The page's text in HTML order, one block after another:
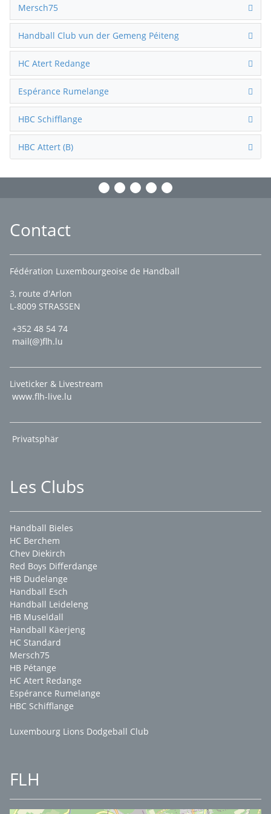
Mersch75
Handball Club vun der Gemeng Péiteng
HC Atert Redange
Espérance Rumelange
HBC Schifflange
HBC Attert (B)
Contact
Fédération Luxembourgeoise de Handball
3, route d'Arlon
L-8009 STRASSEN
+352 48 54 74
mail(@)flh.lu
Liveticker & Livestream
www.flh-live.lu
Privatsphär
Les Clubs
Handball Bieles
HC Berchem
Chev Diekirch
Red Boys Differdange
HB Dudelange
Handball Esch
Handball Leideleng
HB Museldall
Handball Käerjeng
HC Standard
Mersch75
HB Pétange
HC Atert Redange
Espérance Rumelange
HBC Schifflange
Luxembourg Lions Dodgeball Club
FLH